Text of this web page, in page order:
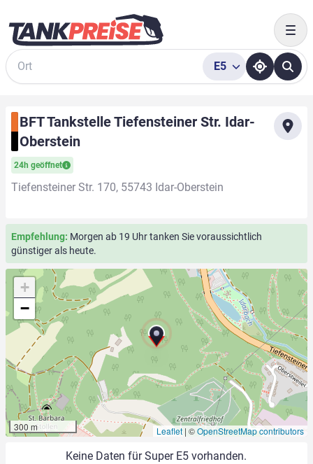
Suche
E5
BFT Tankstelle Tiefensteiner Str. Idar-
Oberstein
24h geöffnet
Tiefensteiner Str. 170, 55743 Idar-Oberstein
Empfehlung: Morgen ab 19 Uhr tanken Sie voraussichtlich
günstiger als heute.
+
−
300 m Leaflet | ©OpenStreetMap contributors
Keine Daten für Super E5 vorhanden.